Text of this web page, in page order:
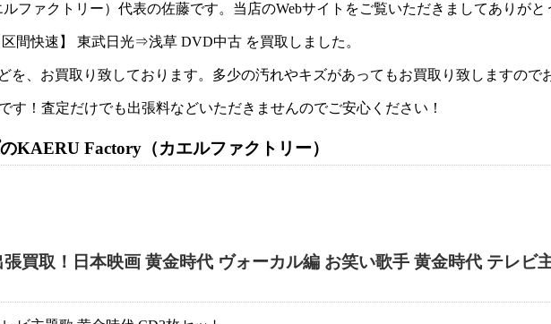
ファクトリー）代表の佐藤です。当店のWebサイトをご覧いただきましてありがと
間快速】 東武日光⇒浅草 DVD中古 を買取しました。
、お買取り致しております。多少の汚れやキズがあってもお買取り致しますので
！査定だけでも出張料などいただきませんのでご安心ください！
KAERU Factory（カエルファクトリー）
買取！日本映画 黄金時代 ヴォーカル編 お笑い歌手 黄金時代 テレビ